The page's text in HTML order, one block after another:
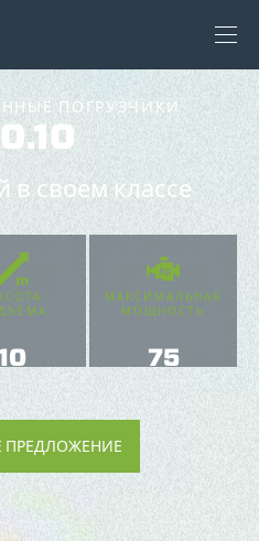
ПОГРУЗЧИКИ
в своем классе
МАКСИМАЛЬНАЯ
МОЩНОСТЬ
75
ПРЕДЛОЖЕНИЕ